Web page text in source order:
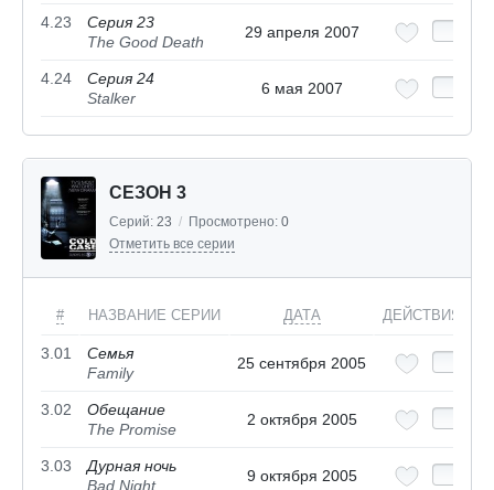
4.23
Серия 23
The Good Death
29 апреля 2007
4.24
Серия 24
Stalker
6 мая 2007
СЕЗОН 3
Серий: 23 / Просмотрено: 0
Отметить все серии
# НАЗВАНИЕ СЕРИИ ДАТА ДЕЙСТВИЯ
3.01
Семья
Family
25 сентября 2005
3.02
Обещание
The Promise
2 октября 2005
3.03
Дурная ночь
Bad Night
9 октября 2005